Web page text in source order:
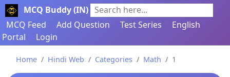
MCQ Buddy (IN) Search here...
MCQ Feed
Add Question Test Series
English
Portal
Login
Home Hindi Web Categories Math 1